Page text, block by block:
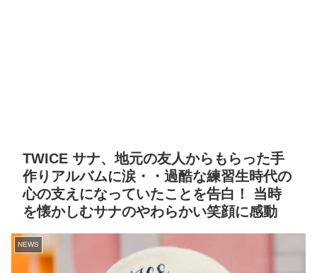
TWICE サナ、地元の友人からもらった手
作りアルバムに涙・・過酷な練習生時代の
心の支えになっていたことを告白！ 当時
を懐かしむサナのやわらかい笑顔に感動
NEWS